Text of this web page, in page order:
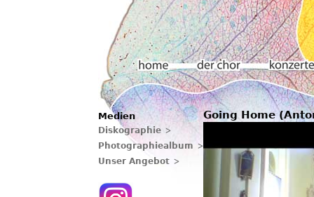
Going Home
Hauptmenü
Home Der chor Konzerte
Medien
Diskographie
Photographiealbum
Unser Angebot